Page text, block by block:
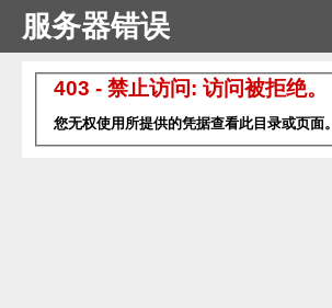
服务器错误
403 - 禁止访问: 访问被拒绝。
您无权使用所提供的凭据查看此目录或页面。